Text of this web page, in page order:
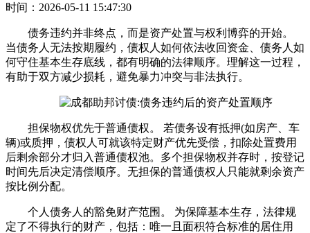
时间：2026-05-11 15:47:30
债务违约并非终点，而是资产处置与权利博弈的开始。
当债务人无法按期履约，债权人如何依法收回资金、债务人如
何守住基本生存底线，都有明确的法律顺序。理解这一过程，
有助于双方减少损耗，避免暴力冲突与非法执行。
担保物权优先于普通债权。 若债务设有抵押(如房产、车
辆)或质押，债权人可就该特定财产优先受偿，扣除处置费用
后剩余部分才归入普通债权池。多个担保物权并存时，按登记
时间先后决定清偿顺序。无担保的普通债权人只能就剩余资产
按比例分配。
个人债务人的豁免财产范围。 为保障基本生存，法律规
定了不得执行的财产，包括：唯一且面积符合标准的居住用